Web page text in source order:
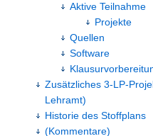
Aktive Teilnahme
Projekte
Quellen
Software
Zusätzliches 3-LP-
Lehramt)
Historie des Stoffplans
(Kommentare)